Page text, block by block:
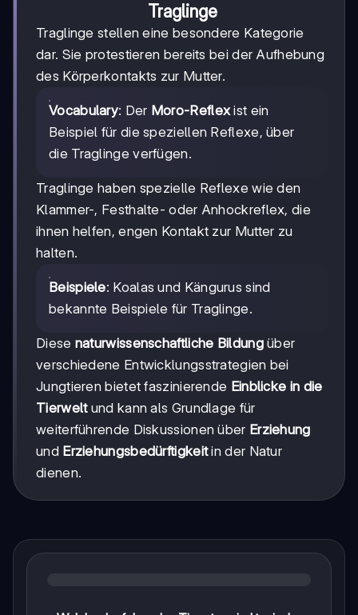
Traglinge
Traglinge stellen eine besondere Kategorie
dar. Sie protestieren bereits bei der Aufhebung
des Körperkontakts zur Mutter.
Vocabulary: Der Moro-Reflexist ein
Beispiel für die speziellen Reflexe, über
die Traglinge verfügen.
Traglinge haben spezielle Reflexe wie den
Klammer-, Festhalte- oder Anhockreflex, die
ihnen helfen, engen Kontakt zur Mutter zu
halten.
Beispiele: Koalas und Kängurus sind
bekannte Beispiele für Traglinge.
Diese naturwissenschaftliche Bildungüber
verschiedene Entwicklungsstrategien bei
Jungtieren bietet faszinierende Einblicke in die
Tierweltund kann als Grundlage für
weiterführende Diskussionen über Erziehung
und Erziehungsbedürftigkeitin der Natur
dienen.